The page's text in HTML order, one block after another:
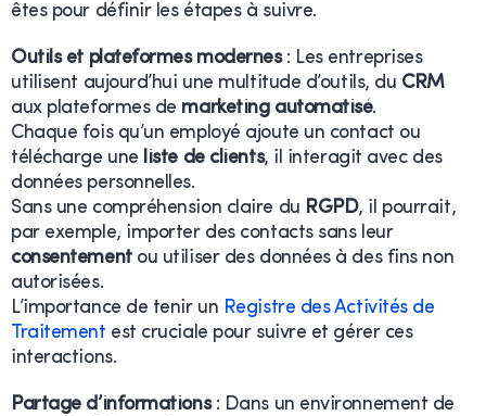
êtes pour définir les étapes à suivre.
Outils et plateformes modernes: Les entreprises
utilisent aujourd’hui une multitude d’outils, du CRM
aux plateformes de marketing automatisé.
Chaque fois qu’un employé ajoute un contact ou
télécharge une liste de clients, il interagit avec des
données personnelles.
Sans une compréhension claire du RGPD, il pourrait,
par exemple, importer des contacts sans leur
consentementou utiliser des données à des fins non
autorisées.
L’importance de tenir un Registre des Activités de
Traitement est cruciale pour suivre et gérer ces
interactions.
Partage d’informations: Dans un environnement de